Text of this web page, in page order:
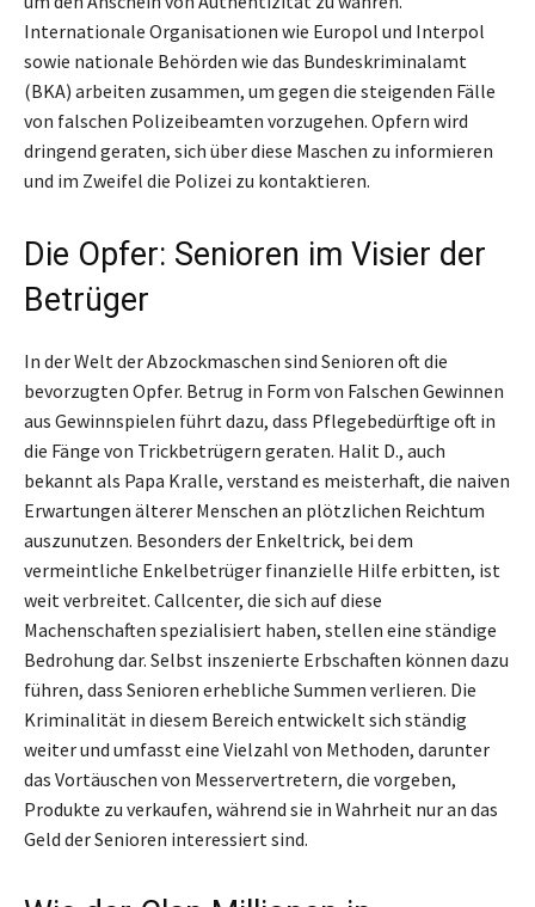
Internationale Organisationen wie Europol und Interpol
sowie nationale Behörden wie das Bundeskriminalamt
(BKA) arbeiten zusammen, um gegen die steigenden Fälle
von falschen Polizeibeamten vorzugehen. Opfern wird
dringend geraten, sich über diese Maschen zu informieren
und im Zweifel die Polizei zu kontaktieren.
Die Opfer: Senioren im Visier der
Betrüger
In der Welt der Abzockmaschen sind Senioren oft die
bevorzugten Opfer. Betrug in Form von Falschen Gewinnen
aus Gewinnspielen führt dazu, dass Pflegebedürftige oft in
die Fänge von Trickbetrügern geraten. Halit D., auch
bekannt als Papa Kralle, verstand es meisterhaft, die naiven
Erwartungen älterer Menschen an plötzlichen Reichtum
auszunutzen. Besonders der Enkeltrick, bei dem
vermeintliche Enkelbetrüger finanzielle Hilfe erbitten, ist
weit verbreitet. Callcenter, die sich auf diese
Machenschaften spezialisiert haben, stellen eine ständige
Bedrohung dar. Selbst inszenierte Erbschaften können dazu
führen, dass Senioren erhebliche Summen verlieren. Die
Kriminalität in diesem Bereich entwickelt sich ständig
weiter und umfasst eine Vielzahl von Methoden, darunter
das Vortäuschen von Messervertretern, die vorgeben,
Produkte zu verkaufen, während sie in Wahrheit nur an das
Geld der Senioren interessiert sind.